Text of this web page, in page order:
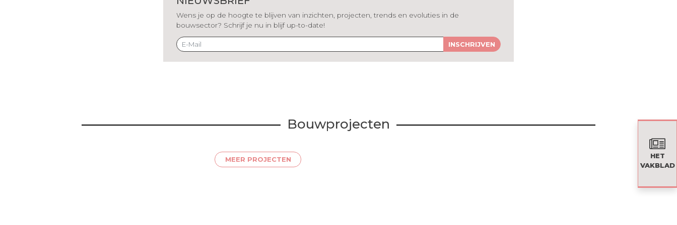
Wens je op de hoogte te blijven van inzichten, projecten, trends en evoluties in de
bouwsector? Schrijf je nu in blijf up-to-date!
INSCHRIJVEN
Bouwprojecten
MEER PROJECTEN
HET
VAKBLAD